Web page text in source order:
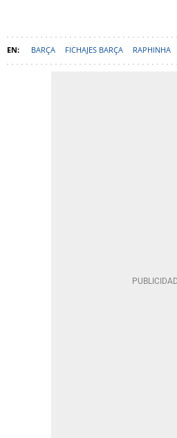
BARÇA FICHAJES BARÇA RAPHINHA